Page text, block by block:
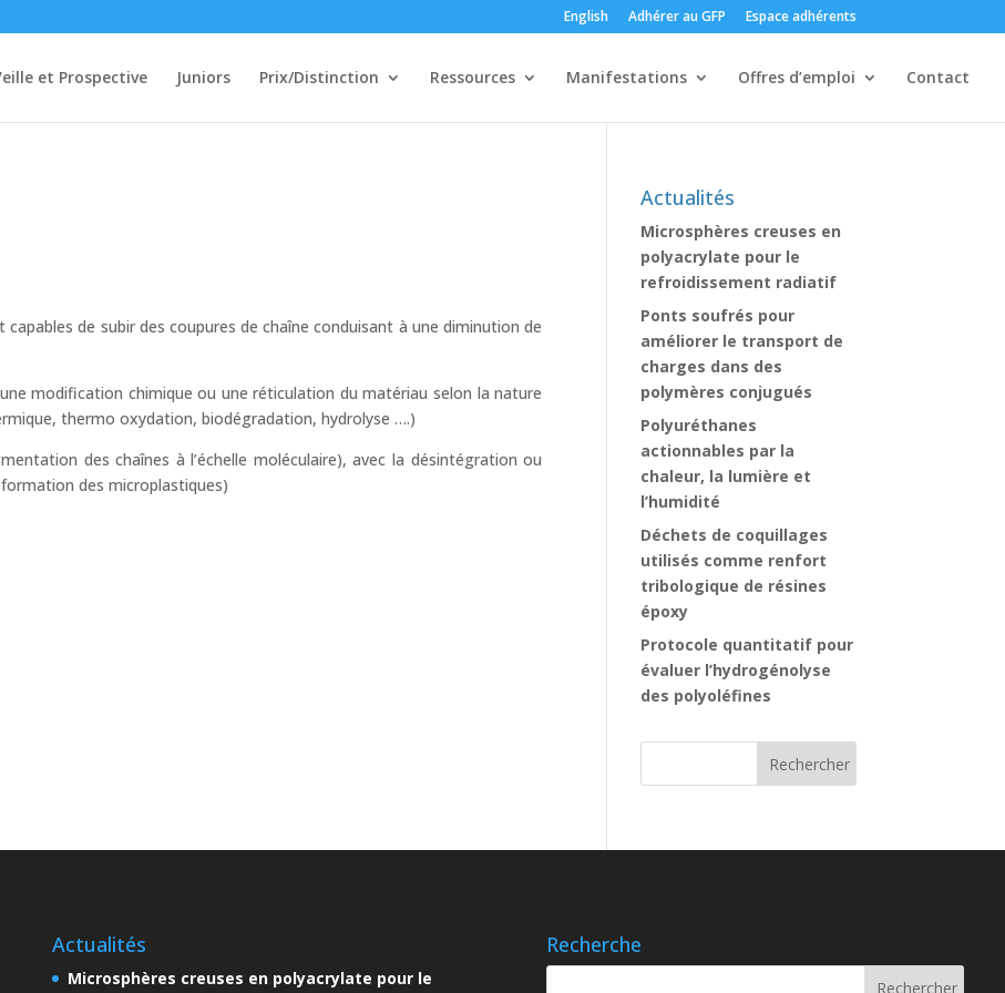
English Adhérer au GFP Espace adhérents
et Prospective Juniors Prix/Distinction Ressources Manifestations Offres d’emploi Contact
de subir des coupures de chaîne conduisant à une diminution de
modification chimique ou une réticulation du matériau selon la nature
thermo oxydation, biodégradation, hydrolyse ….)
des chaînes à l’échelle moléculaire), avec la désintégration ou
des microplastiques)
Actualités
Microsphères creuses en
polyacrylate pour le
refroidissement radiatif
Ponts soufrés pour
améliorer le transport de
charges dans des
polymères conjugués
Polyuréthanes
actionnables par la
chaleur, la lumière et
l’humidité
Déchets de coquillages
utilisés comme renfort
tribologique de résines
époxy
Protocole quantitatif pour
évaluer l’hydrogénolyse
des polyoléfines
Actualités
Microsphères creuses en polyacrylate pour le
Recherche